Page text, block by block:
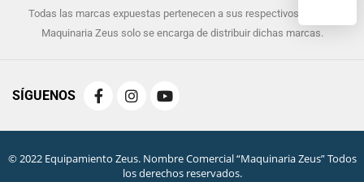
Todas las marcas expuestas pertenecen a sus respectivos dueños
Maquinaria Zeus solo se encarga de distribuir dichas marcas.
SÍGUENOS
© 2022 Equipamiento Zeus. Nombre Comercial “Maquinaria Zeus” Todos
los derechos reservados.